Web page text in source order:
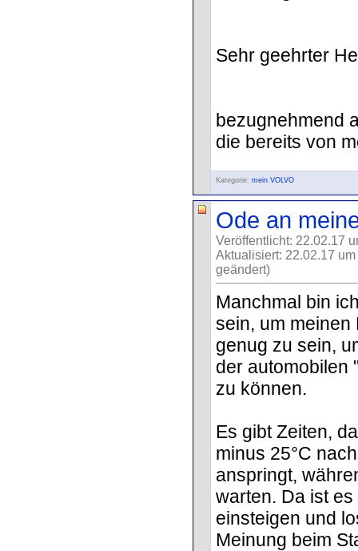
Sehr geehrter
bezugnehmend
die bereits von
Kategorie: mein VOLVO
Ode an
Veröffentlicht: 22.02.17
Aktualisiert: 22.02.17
geändert)
Manchmal bin
sein, um meinen
genug zu sein,
der automobilen
zu können.
Es gibt Zeiten,
minus 25°C
anspringt,
warten. Da ist
einsteigen und
Meinung beim